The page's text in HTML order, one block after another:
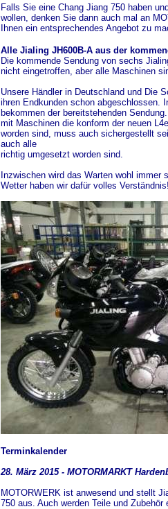
Falls Sie eine Chang Jiang 750 haben
wollen, denken Sie dann auch mal an
Ihnen ein entsprechendes Angebot zu
Alle Jialing JH600B-A aus der
Die kommende Sendung von sechs
nicht eingetroffen, aber alle Maschinen
Unsere Händler in Deutschland und Die
ihren Endkunden schon abgeschlossen.
bekommen der bereitstehenden
mit Maschinen die konform der neuen
worden sind, muss auch sichergestellt
auch alle
richtig umgesetzt worden sind.
Inzwischen wird das Warten wohl
Wetter haben wir dafür volles
Terminkalender
28. März 2015 - MOTORMARKT
MOTORWERK ist anwesend und stellt
750 aus. Auch werden Teile und Zubehör